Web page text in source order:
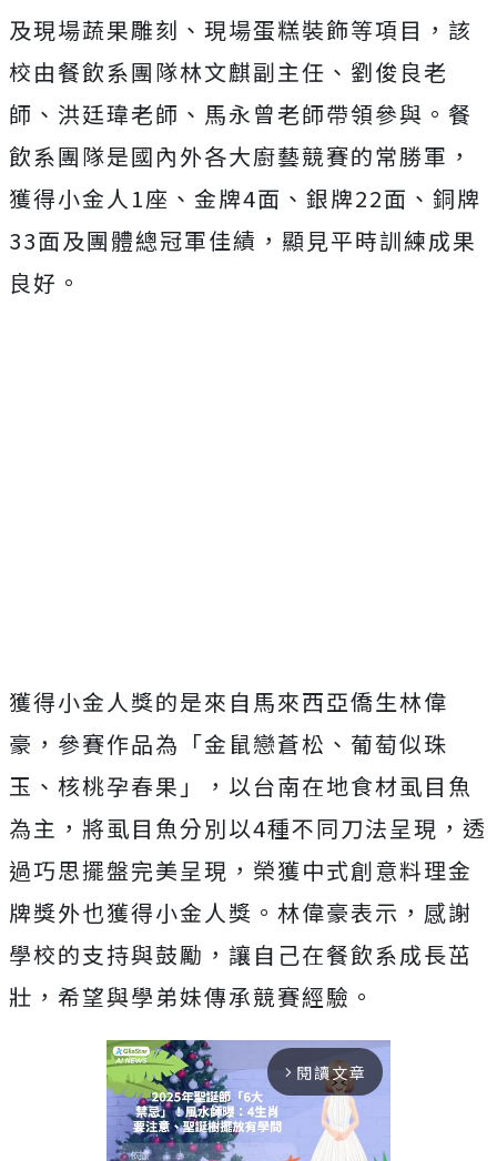
及現場蔬果雕刻、現場蛋糕裝飾等項目，該
校由餐飲系團隊林文麒副主任、劉俊良老
師、洪廷瑋老師、馬永曾老師帶領參與。餐
飲系團隊是國內外各大廚藝競賽的常勝軍，
獲得小金人1座、金牌4面、銀牌22面、銅牌
33面及團體總冠軍佳績，顯見平時訓練成果
良好。
獲得小金人獎的是來自馬來西亞僑生林偉
豪，參賽作品為「金鼠戀蒼松、葡萄似珠
玉、核桃孕春果」，以台南在地食材虱目魚
為主，將虱目魚分別以4種不同刀法呈現，透
過巧思擺盤完美呈現，榮獲中式創意料理金
牌獎外也獲得小金人獎。林偉豪表示，感謝
學校的支持與鼓勵，讓自己在餐飲系成長茁
壯，希望與學弟妹傳承競賽經驗。
arrow_forward_ios 閱讀文章